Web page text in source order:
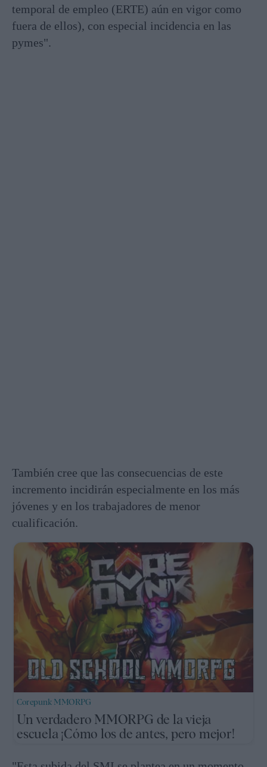
temporal de empleo (ERTE) aún en vigor como
fuera de ellos), con especial incidencia en las
pymes".
También cree que las consecuencias de este
incremento incidirán especialmente en los más
jóvenes y en los trabajadores de menor
cualificación.
Corepunk MMORPG
Un verdadero MMORPG de la vieja
escuela ¡Cómo los de antes, pero mejor!